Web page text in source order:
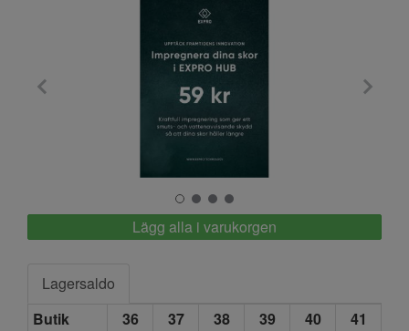
Expro
Lägg alla i varukorgen
Lagersaldo
Butik
36 37 38 39 40
41